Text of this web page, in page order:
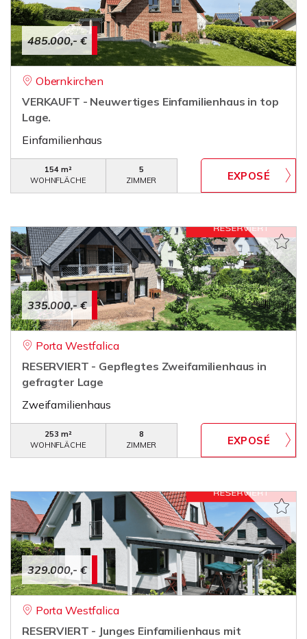
485.000,- €
Obernkirchen
VERKAUFT - Neuwertiges Einfamilienhaus in top
Lage.
Einfamilienhaus
154 m²
WOHNFLÄCHE
5
ZIMMER
335.000,- €
Porta Westfalica
RESERVIERT - Gepflegtes Zweifamilienhaus in
gefragter Lage
Zweifamilienhaus
253 m²
WOHNFLÄCHE
8
ZIMMER
329.000,- €
Porta Westfalica
RESERVIERT - Junges Einfamilienhaus mit